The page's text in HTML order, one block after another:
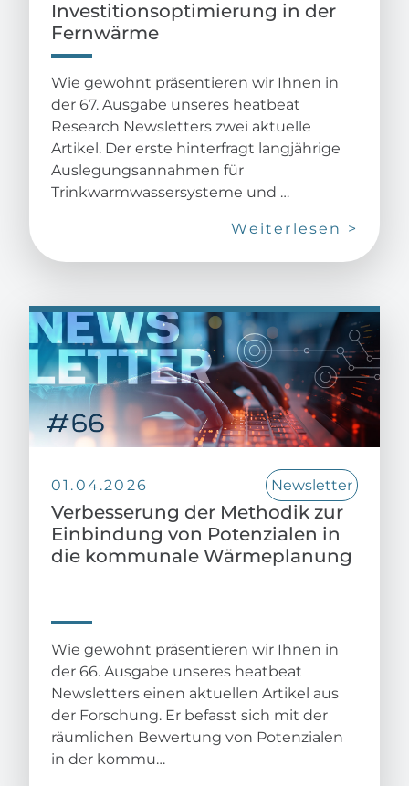
Investitionsoptimierung in der
Fernwärme
Wie gewohnt präsentieren wir Ihnen in
der 67. Ausgabe unseres heatbeat
Research Newsletters zwei aktuelle
Artikel. Der erste hinterfragt langjährige
Auslegungsannahmen für
Trinkwarmwassersysteme und …
Weiterlesen >
01.04.2026 Newsletter
Verbesserung der Methodik zur
Einbindung von Potenzialen in
die kommunale Wärmeplanung
Wie gewohnt präsentieren wir Ihnen in
der 66. Ausgabe unseres heatbeat
Newsletters einen aktuellen Artikel aus
der Forschung. Er befasst sich mit der
räumlichen Bewertung von Potenzialen
in der kommu…